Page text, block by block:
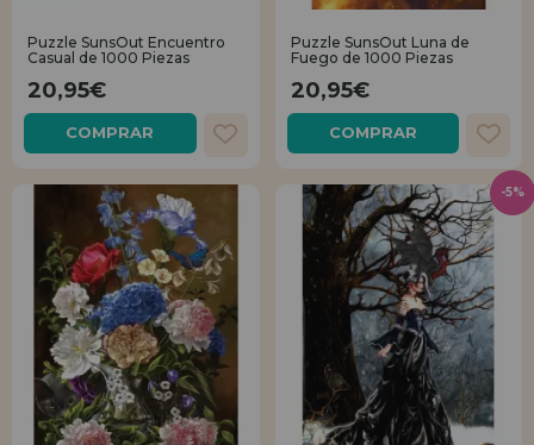
Puzzle SunsOut Encuentro
Casual de 1000 Piezas
20,95€
COMPRAR
Puzzle SunsOut Luna de
Fuego de 1000 Piezas
20,95€
COMPRAR
-5%